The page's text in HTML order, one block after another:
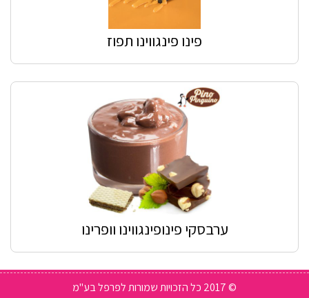
פינו פינגווינו תפוז
ערבסקי פינופינגווינו וופרינו
© 2017 כל הזכויות שמורות לפרפל בע"מ